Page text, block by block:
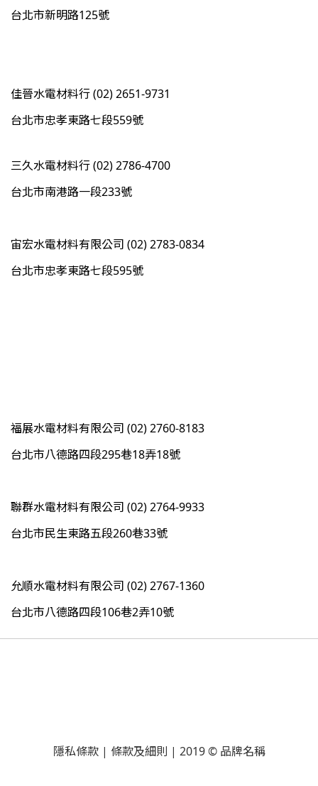
台北市新明路125號
佳晉水電材料行 (02) 2651-9731
台北市忠孝東路七段559號
三久水電材料行 (02) 2786-4700
台北市南港路一段233號
宙宏水電材料有限公司 (02) 2783-0834
台北市忠孝東路七段595號
福展水電材料有限公司 (02) 2760-8183
台北市八德路四段295巷18弄18號
聯群水電材料有限公司 (02) 2764-9933
台北市民生東路五段260巷33號
允順水電材料有限公司 (02) 2767-1360
台北市八德路四段106巷2弄10號
隱私條款 | 條款及細則 | 2019 © 品牌名稱